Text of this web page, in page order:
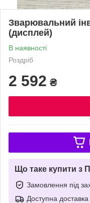
Зварювальний
(дисплей)
В наявності
Роздріб
2 592 ₴
Що таке купити з
Замовлення під
Доступна доставка